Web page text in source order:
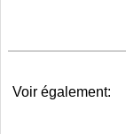
Voir également: